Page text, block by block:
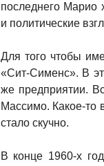
последнего Марио
и политические
Для того чтобы
«Сит-Сименс». В
же предприятии.
Массимо. Какое-то
стало скучно.
В конце 1960-х